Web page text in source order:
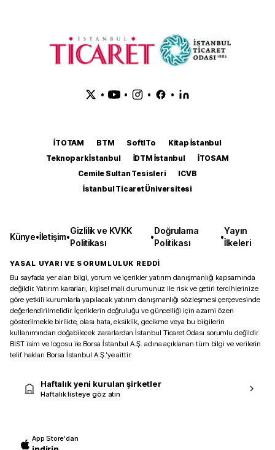
• • • •
İTOTAM BTM SoftITo
Kitap İstanbul
Teknopark İstanbul
İDTM İstanbul
İTOSAM
Cemile Sultan Tesisleri
ICVB
İstanbul Ticaret Üniversitesi
Künye•İletişim•
Gizlilik ve KVKK
Politikası
•
Doğrulama
Politikası
•
Yayın
İlkeleri
YASAL UYARI VE SORUMLULUK REDDİ
Bu sayfada yer alan bilgi, yorum ve içerikler yatırım danışmanlığı kapsamında
değildir. Yatırım kararları, kişisel mali durumunuz ile risk ve getiri tercihlerinize
göre yetkili kurumlarla yapılacak yatırım danışmanlığı sözleşmesi çerçevesinde
değerlendirilmelidir. İçeriklerin doğruluğu ve güncelliği için azami özen
gösterilmekle birlikte, olası hata, eksiklik, gecikme veya bu bilgilerin
kullanımından doğabilecek zararlardan İstanbul Ticaret Odası sorumlu değildir.
BIST isim ve logosu ile Borsa İstanbul A.Ş. adına açıklanan tüm bilgi ve verilerin
telif hakları Borsa İstanbul A.Ş.’ye aittir.
Haftalık yeni kurulan şirketler
Haftalık listeye göz atın
App Store'dan